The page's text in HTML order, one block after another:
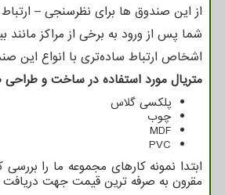
از این صندوق‌ ها برای نظرسنجی – ارتباط
شما پس از ورود به برخی از مراکز مانند
اشخاص ارتباط ساده‌تری با انواع این
متریال مورد استفاده در ساخت و
پلکسی گلاس
چوب
MDF
PVC
ابتدا نمونه کارهای مجموعه ما را
مقرون به صرفه ترین قیمت جهت دریافت